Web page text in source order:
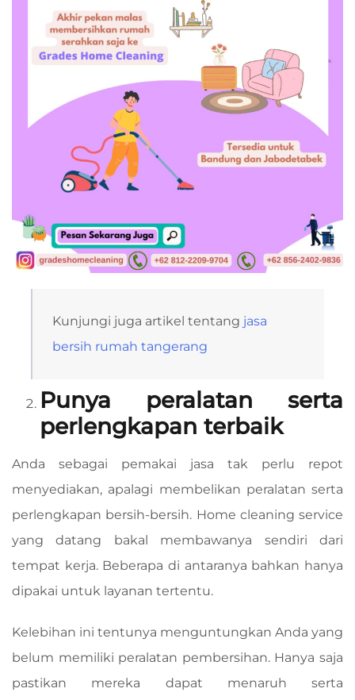
Kunjungi juga artikel tentang jasa
bersih rumah tangerang
Punya peralatan serta
perlengkapan terbaik
Anda sebagai pemakai jasa tak perlu repot
menyediakan, apalagi membelikan peralatan serta
perlengkapan bersih-bersih. Home cleaning service
yang datang bakal membawanya sendiri dari
tempat kerja. Beberapa di antaranya bahkan hanya
dipakai untuk layanan tertentu.
Kelebihan ini tentunya menguntungkan Anda yang
belum memiliki peralatan pembersihan. Hanya saja
pastikan mereka dapat menaruh serta